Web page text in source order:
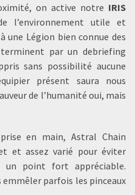
on active notre IRIS
l’environnement utile et
Légion bien connue des
par un debriefing
sans possibilité aucune
présent saura nous
de l’humanité oui, mais
en main, Astral Chain
et assez varié pour éviter
point fort appréciable.
parfois les pinceaux